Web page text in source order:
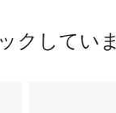
クしてい